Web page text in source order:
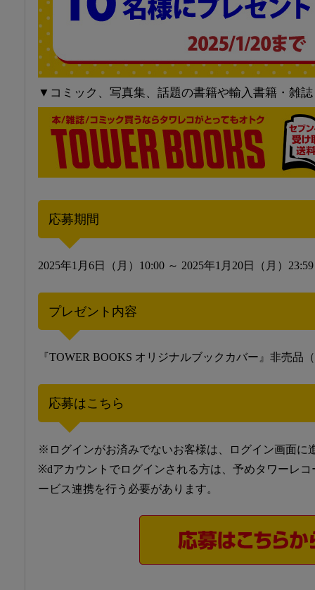
▼コミック、写真集、話題の書籍や輸入書籍・雑誌
応募期間
2025年1月6日（月）10:00 ～ 2025年1月20日（月）23:59
プレゼント内容
『TOWER BOOKS オリジナルブックカバー』非売品
応募はこちら
※ログインがお済みでないお客様は、ログイン画面に
※dアカウントでログインされる方は、予めタワーレ
ービス連携を行う必要があります。